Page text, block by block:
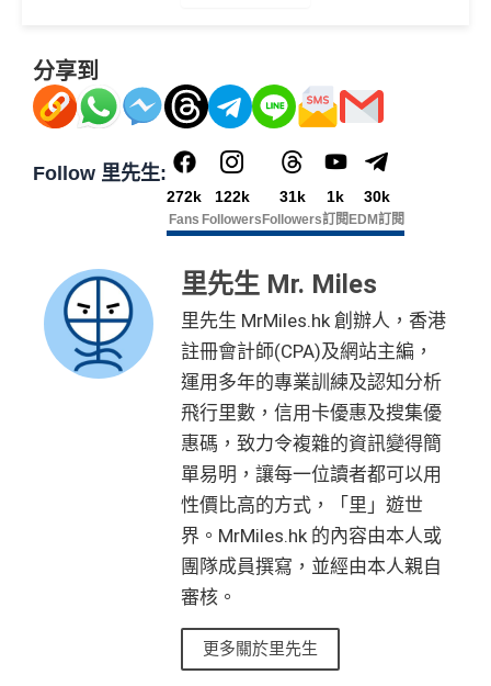
免責聲明：里先生努力保持信息準確。若 任何信息與你到
訪之金融機構、服務供應商或特定產品網站有所出入，
有金融產品和服務均以他們作準，
請參閱
網站為產品資訊的最更新版本。
本網站產品之比較結果建
因此就算獲第三方廣告客戶贊助，我們並
Disclaimer: At MrMiles, we strive to keep
may be different than what you see when you visit a finan
cial institution, service provider or specific product’s site. F
or any discrepancy in product information, please refer to t
he financial institution’s website for the most updated versi
on. All financial products and services are presented witho
ut warranty. Additionally, this site may be compensated thr
ough third party advertisers. However, the results of our c
omparison tools which are not marked as sponsored are a
lways based on objective analysis first.
查看更多信用卡詳情及分析...
基於客觀分析，
不會特別註明。Disclaimer: At MrMiles, we strive to keep
our information accurate and up to date. This information
cial institution, service provider or specific product’s site. F
or any discrepancy in product information, please refer to t
he financial institution’s website for the most updated versi
ut warranty. Additionally, this site may be compensated thr
ough third party advertisers. However, the results of our c
omparison tools which are not marked as sponsored are a
lways based on objective analysis first.
查看更多信用卡詳情及分析...
滙豐EveryMile卡
全新客
戶簽$2.
5萬*
全新客
戶簽$8,
000*
*
HSBC EveryMile
$1,250
$800 R
$200 R
「現金套現」 分
期計劃優惠 （≥H
K$20,000，12個
月或以上還款期）
$200 R
C
$200 R
C
不適用
高達$1,
450 RC
（相等
於29,00
0里）
高達$1,
000 RC
（相等
於20,00
0里）
高達$2
（相等
於4,00
0里）
*持卡人需於發卡後60日內完成累積簽賬滿
：於合資格信用卡批核日起計之過去1
2個月內曾取消任何滙豐個人信用卡基本卡。 迎新條款：
🎁迎新禮遇
優惠期：
2026年7月1日至9月30日
立即申請: MrMiles.hk/citi-apply
申請完填Form賺多88里賞金*:
MrMiles.hk/citi-rewards-mc-form(Citi Rew
MrMiles.hk/citi-rewards-cup-form
ards 銀聯卡)
2026年10月31日或之前成功批卡，及首2個月內累積認
可簽賬滿HK$5,000或以上（每月須包含最少1次認可
HK$1,600 現金回贈
首3個月內累積認可簽賬滿HK$1,000或
75,000積分
*38新會員+成功批卡派出50額外里賞金。每1里賞金 ≈ HK
$1，可兌換FPS轉數快回贈！詳情MrMiles.hk/mmcredit
迎新條件及冷河期
Citi新客 ＝ 過去12個月內沒有取消或持有過任何Citiba
分享到
Follow 里先生:
272k
Fans
122k
Followers
31k
Followers
1k
訂閱
30k
EDM訂閱
里先生 Mr. Miles
里先生 MrMiles.hk 創辦人，香港
註冊會計師(CPA)及網站主編，
運用多年的專業訓練及認知分析
飛行里數，信用卡優惠及搜集優
惠碼，致力令複雜的資訊變得簡
單易明，讓每一位讀者都可以用
性價比高的方式，「里」遊世
界。MrMiles.hk 的內容由本人或
團隊成員撰寫，並經由本人親自
審核。
更多關於里先生